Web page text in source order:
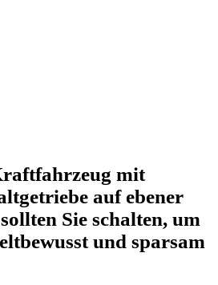
mit
auf ebener
Sie schalten, um
und sparsam